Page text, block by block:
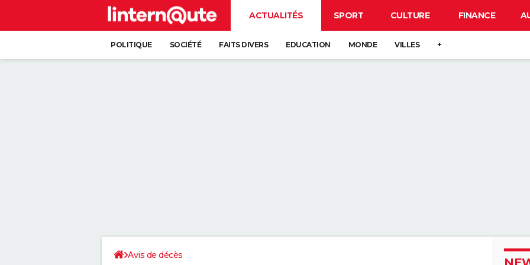
ACTUALITÉS SPORT CULTURE FINANCE
POLITIQUE SOCIÉTÉ FAITS DIVERS EDUCATION MONDE VILLES +
Avis de décès